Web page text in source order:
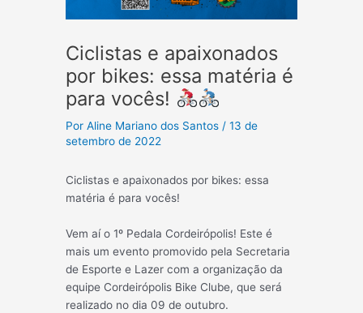
Ciclistas e apaixonados
por bikes: essa matéria é
para vocês!
PorAline Mariano dos Santos /13 de
setembro de 2022
Ciclistas e apaixonados por bikes: essa
matéria é para vocês!
Vem aí o 1º Pedala Cordeirópolis! Este é
mais um evento promovido pela Secretaria
de Esporte e Lazer com a organização da
equipe Cordeirópolis Bike Clube, que será
realizado no dia 09 de outubro.